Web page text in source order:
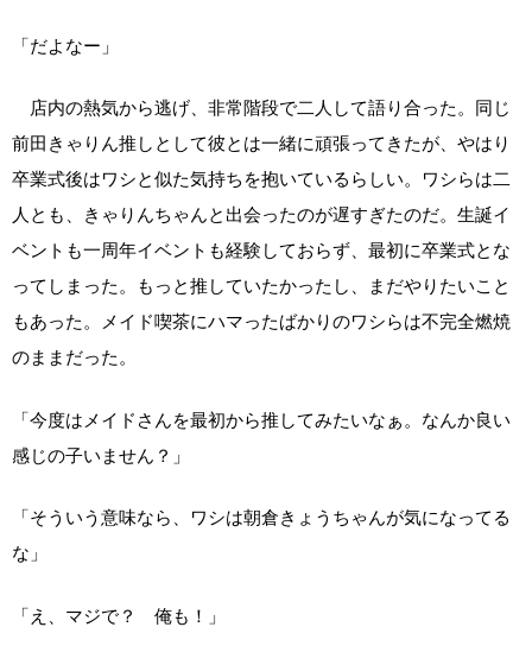
「だよなー」
店内の熱気から逃げ、非常階段で二人して語り合った。同じ
前田きゃりん推しとして彼とは一緒に頑張ってきたが、やはり
卒業式後はワシと似た気持ちを抱いているらしい。ワシらは二
人とも、きゃりんちゃんと出会ったのが遅すぎたのだ。生誕イ
ベントも一周年イベントも経験しておらず、最初に卒業式とな
ってしまった。もっと推していたかったし、まだやりたいこと
もあった。メイド喫茶にハマったばかりのワシらは不完全燃焼
のままだった。
「今度はメイドさんを最初から推してみたいなぁ。なんか良い
感じの子いません？」
「そういう意味なら、ワシは朝倉きょうちゃんが気になってる
な」
「え、マジで？ 俺も！」